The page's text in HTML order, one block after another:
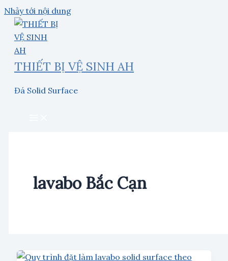
Nhảy tới nội dung
THIẾT BỊ VỆ SINH AH
Đá Solid Surface
lavabo Bắc Cạn